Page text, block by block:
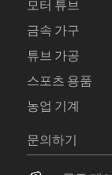
모터 튜브
금속 가구
튜브 가공
스포츠 용품
농업 기계
문의하기